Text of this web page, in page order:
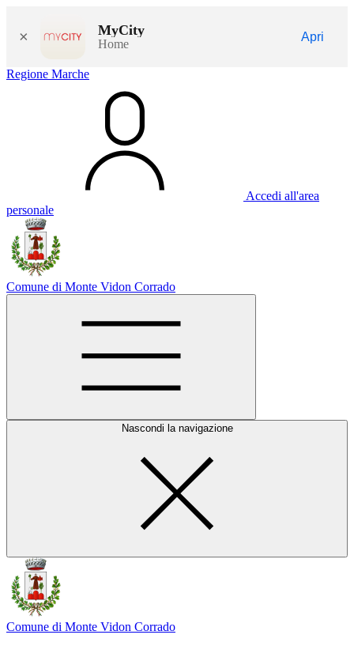
× MyCity
Home
Apri
Regione Marche
Accedi all'area
personale
Comune di Monte Vidon Corrado
Nascondi la navigazione
Comune di Monte Vidon Corrado